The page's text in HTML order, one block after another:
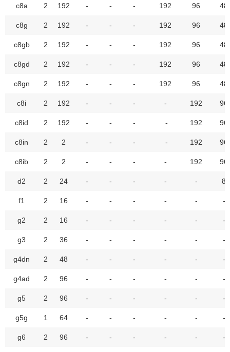
c8a 2 192 - - - 192 96 48
c8g 2 192 - - - 192 96 48
c8gb 2 192 - - - 192 96 48
c8gd 2 192 - - - 192 96 48
c8gn 2 192 - - - 192 96 48
c8i 2 192 - - - - 192 96
c8id 2 192 - - - - 192 96
c8in 2 2 - - - - 192 96
c8ib 2 2 - - - - 192 96
d2 2 24 - - - - - 8
f1 2 16 - - - - - -
g2 2 16 - - - - - -
g3 2 36 - - - - - -
g4dn 2 48 - - - - - -
g4ad 2 96 - - - - - -
g5 2 96 - - - - - -
g5g 1 64 - - - - - -
g6 2 96 - - - - - -